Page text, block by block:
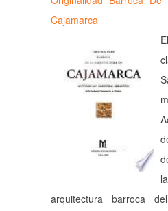
Cajamarca
arquitectura barroca